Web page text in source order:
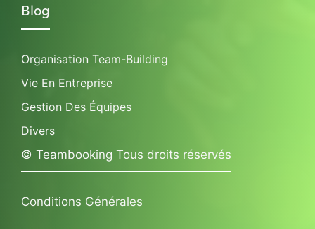
Blog
Organisation Team-Building
Vie En Entreprise
Gestion Des Équipes
Divers
© Teambooking Tous droits réservés
Conditions Générales